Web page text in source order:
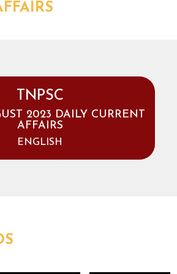
TNPSC
2023 DAILY CURRENT
AFFAIRS
ENGLISH